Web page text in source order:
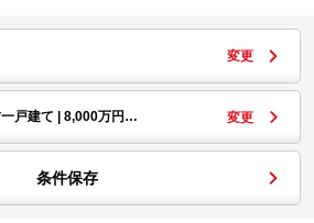
変更
戸建て | 8,000万円… 変更
条件保存